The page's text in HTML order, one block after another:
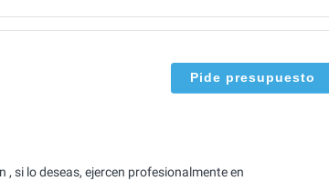
Pide presupuesto
si lo deseas, ejercen profesionalmente en